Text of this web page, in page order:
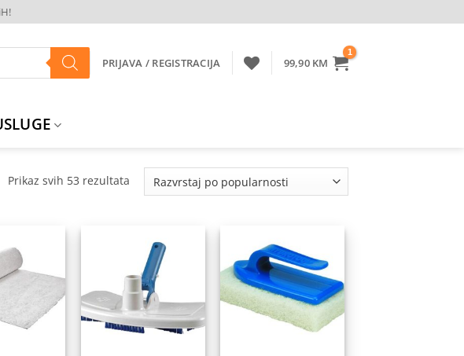
PRIJAVA / REGISTRACIJA 99,90 KM
Prikaz svih 53 rezultataSorted
Dodaj
želja
Dodaj
na
listu
želja